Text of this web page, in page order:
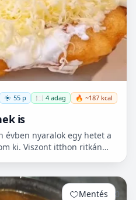
55 p 🍽️ 4 adag 🔥 ~187 kcal
is
évben nyaralok egy hetet a
ki. Viszont itthon ritkán
Mentés 0